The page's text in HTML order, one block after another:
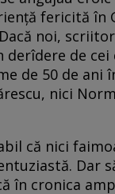
fericită
noi,
de
de 50 de
nici
că nici
Dar
în cronica